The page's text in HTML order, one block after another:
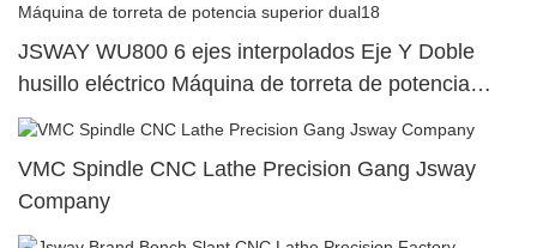
JSWAY WU800 6 ejes interpolados Eje Y Doble
husillo eléctrico Máquina de torreta de potencia
superior dual18
VMC Spindle CNC Lathe Precision Gang Jsway
Company